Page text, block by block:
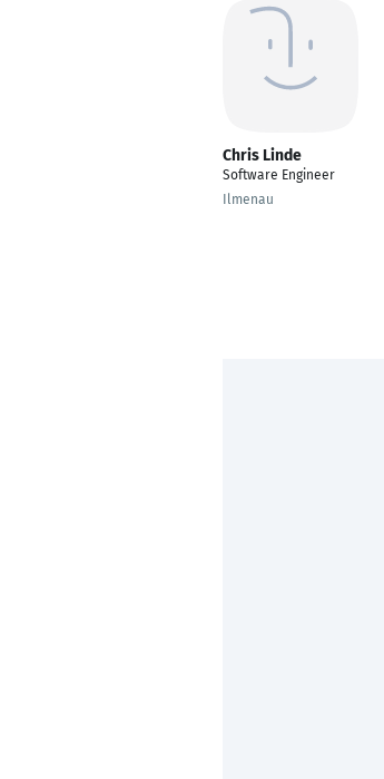
Chris Linde
Software Engineer
Ilmenau